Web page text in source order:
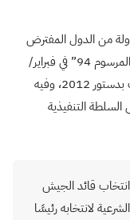
من الدول المفترض
“المرسوم 94” في فبراير/
شباط 2012، القاضي باعتماد الدستور الذي يُعرف بدستور 2012، وفيه
التنفيذية
الدستور أيضًا عام 1998 عند انتخاب قائد الجيش
لانتخابه رئيسًا